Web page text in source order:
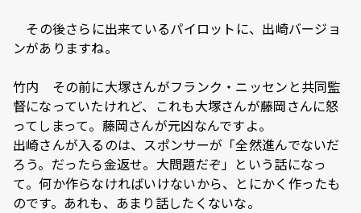
―― その後さらに出来ているパイロットに、出崎バージョ
ンがありますね。
竹内 その前に大塚さんがフランク・ニッセンと共同監
督になっていたけれど、これも大塚さんが藤岡さんに怒
ってしまって。藤岡さんが元凶なんですよ。
出崎さんが入るのは、スポンサーが「全然進んでないだ
ろう。だったら金返せ。大問題だぞ」という話になっ
て。何か作らなければいけないから、とにかく作ったも
のです。あれも、あまり話したくないな。